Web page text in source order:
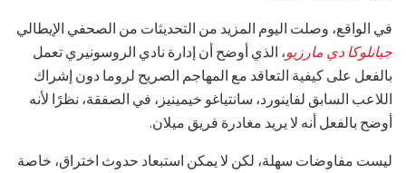
في الواقع، وصلت اليوم المزيد من التحديثات من الصحفي الإيطالي
جيانلوكا دي مارزيو، الذي أوضح أن إدارة نادي الروسونيري تعمل
بالفعل على كيفية التعاقد مع المهاجم الصريح لروما دون إشراك
اللاعب السابق لفاينورد، سانتياغو خيمينيز، في الصفقة، نظرًا لأنه
أوضح بالفعل أنه لا يريد مغادرة فريق ميلان.
ليست مفاوضات سهلة، لكن لا يمكن استبعاد حدوث اختراق، خاصة